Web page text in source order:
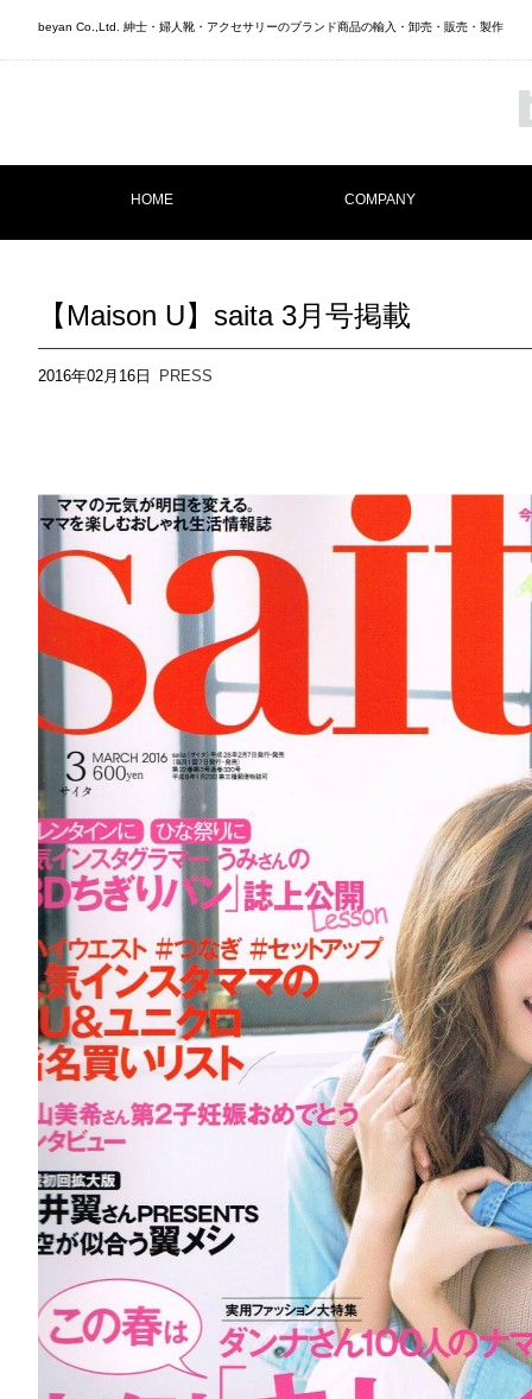
beyan Co.,Ltd. 紳士・婦人靴・アクセサリーのブランド商品の輸入・卸売・販売・製作
HOME COMPANY
【Maison U】saita 3月号掲載
2016年02月16日 PRESS